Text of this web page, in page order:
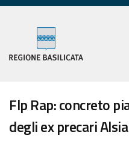
Flp Rap: concreto
degli ex precari Alsia